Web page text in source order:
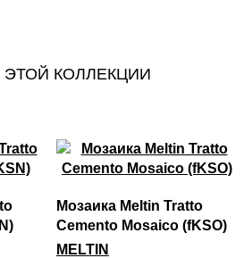
КОЛЛЕКЦИИ
Мозаика Meltin Tratto
Cemento Mosaico (fKSO)
MELTIN